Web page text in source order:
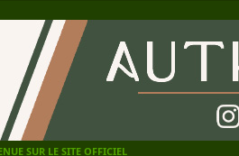
SUR LE SITE OFFICIEL